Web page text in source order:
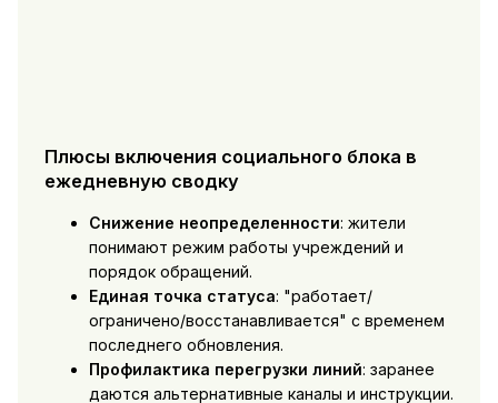
Плюсы включения социального блока в
ежедневную сводку
Снижение неопределенности: жители
понимают режим работы учреждений и
порядок обращений.
Единая точка статуса: "работает/
ограничено/восстанавливается" с временем
последнего обновления.
Профилактика перегрузки линий: заранее
даются альтернативные каналы и инструкции.